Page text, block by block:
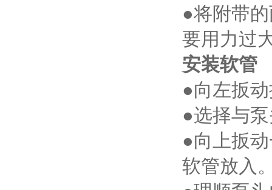
●将附带
要用力过
安装软管
●向左扳
●选择与
●向上扳
软管放入